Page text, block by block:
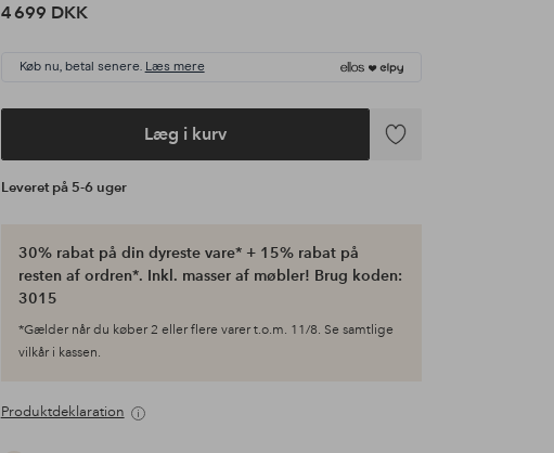
4 699 DKK
Køb nu, betal senere. Læs mere
Læg i kurv
Tilføj
Leveret på 5-6 uger
30% rabat på din dyreste vare* + 15% rabat på
resten af ordren*. Inkl. masser af møbler! Brug koden:
3015
*Gælder når du køber 2 eller flere varer t.o.m. 11/8. Se samtlige
vilkår i kassen.
Produktdeklaration